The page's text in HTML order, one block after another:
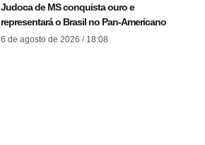
Judoca de MS conquista ouro e
representará o Brasil no Pan-Americano
6 de agosto de 2026 18:08